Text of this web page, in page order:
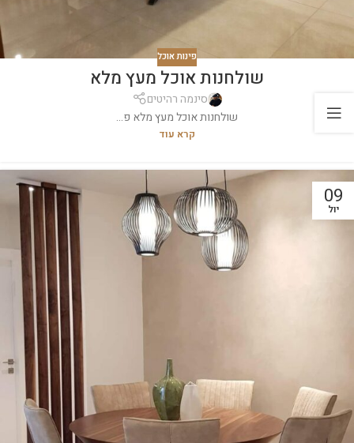
פינות אוכל
שולחנות אוכל מעץ מלא
סינמה רהיטים
שולחנות אוכל מעץ מלא פ...
קרא עוד
09
יול